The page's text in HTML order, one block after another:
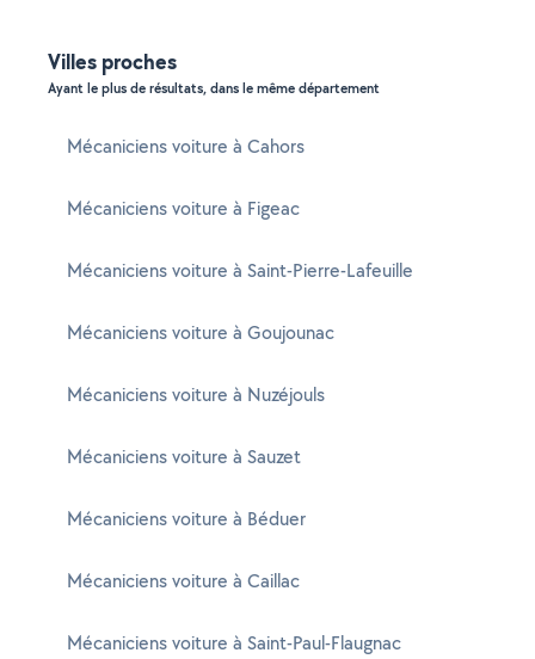
Villes proches
Ayant le plus de résultats, dans le même département
Mécaniciens voiture à Cahors
Mécaniciens voiture à Figeac
Mécaniciens voiture à Saint-Pierre-Lafeuille
Mécaniciens voiture à Goujounac
Mécaniciens voiture à Nuzéjouls
Mécaniciens voiture à Sauzet
Mécaniciens voiture à Béduer
Mécaniciens voiture à Caillac
Mécaniciens voiture à Saint-Paul-Flaugnac